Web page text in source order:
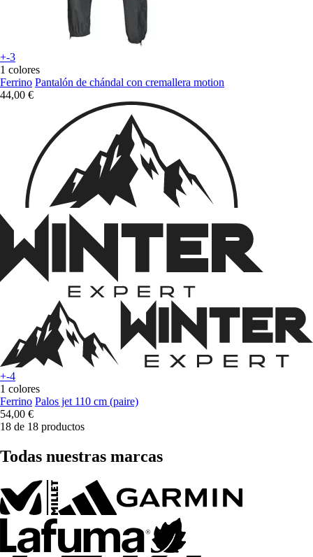
+-3
1 colores
Ferrino Pantalón de chándal con cremallera motion
44,00 €
+-4
1 colores
Ferrino Palos jet 110 cm (paire)
54,00 €
18 de 18 productos
Todas nuestras marcas